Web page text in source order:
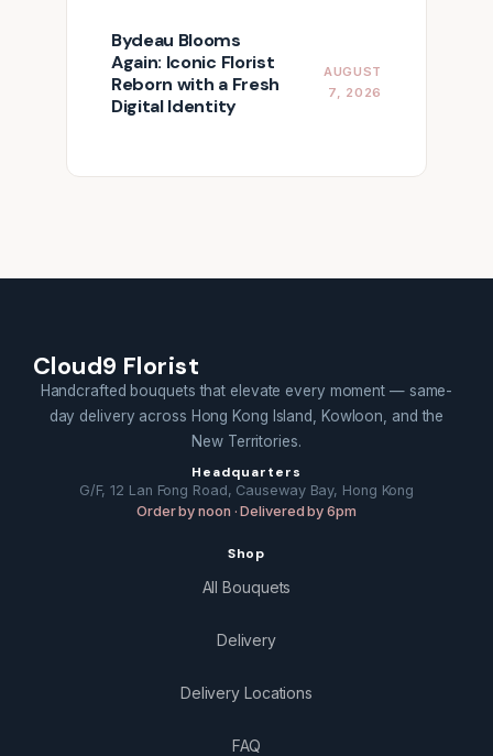
Bydeau Blooms
Again: Iconic Florist
Reborn with a Fresh
Digital Identity
AUGUST
7, 2026
Cloud9 Florist
Handcrafted bouquets that elevate every moment — same-
day delivery across Hong Kong Island, Kowloon, and the
New Territories.
Headquarters
G/F, 12 Lan Fong Road, Causeway Bay, Hong Kong
Order by noon · Delivered by 6pm
Shop
All Bouquets
Delivery
Delivery Locations
FAQ